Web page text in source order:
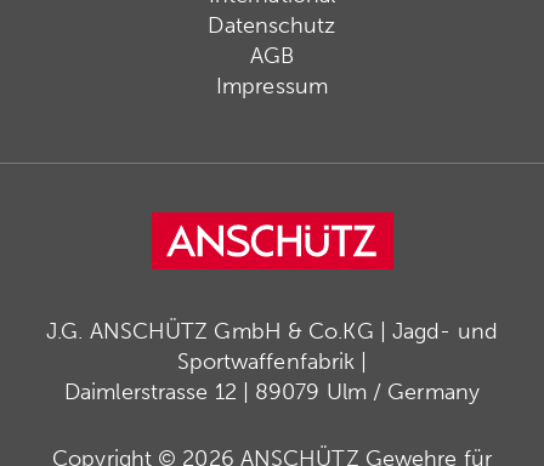
Datenschutz
AGB
Impressum
J.G. ANSCHÜTZ GmbH & Co.KG | Jagd- und
Sportwaffenfabrik |
Daimlerstrasse 12 | 89079 Ulm / Germany
Copyright © 2026 ANSCHÜTZ Gewehre für